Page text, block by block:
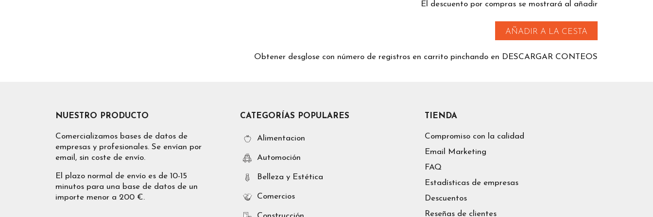
El descuento por compras se mostrará al añadir
AÑADIR A LA CESTA
Obtener desglose con número de registros en carrito pinchando en DESCARGAR CONTEOS
NUESTRO PRODUCTO
Comercializamos bases de datos de
empresas y profesionales. Se envían por
email, sin coste de envío.
El plazo normal de envío es de 10-15
minutos para una base de datos de un
importe menor a 200 €.
CATEGORÍAS POPULARES
Alimentacion
Automoción
Belleza y Estética
Comercios
TIENDA
Compromiso con la calidad
Email Marketing
FAQ
Estadísticas de empresas
Descuentos
Reseñas de clientes